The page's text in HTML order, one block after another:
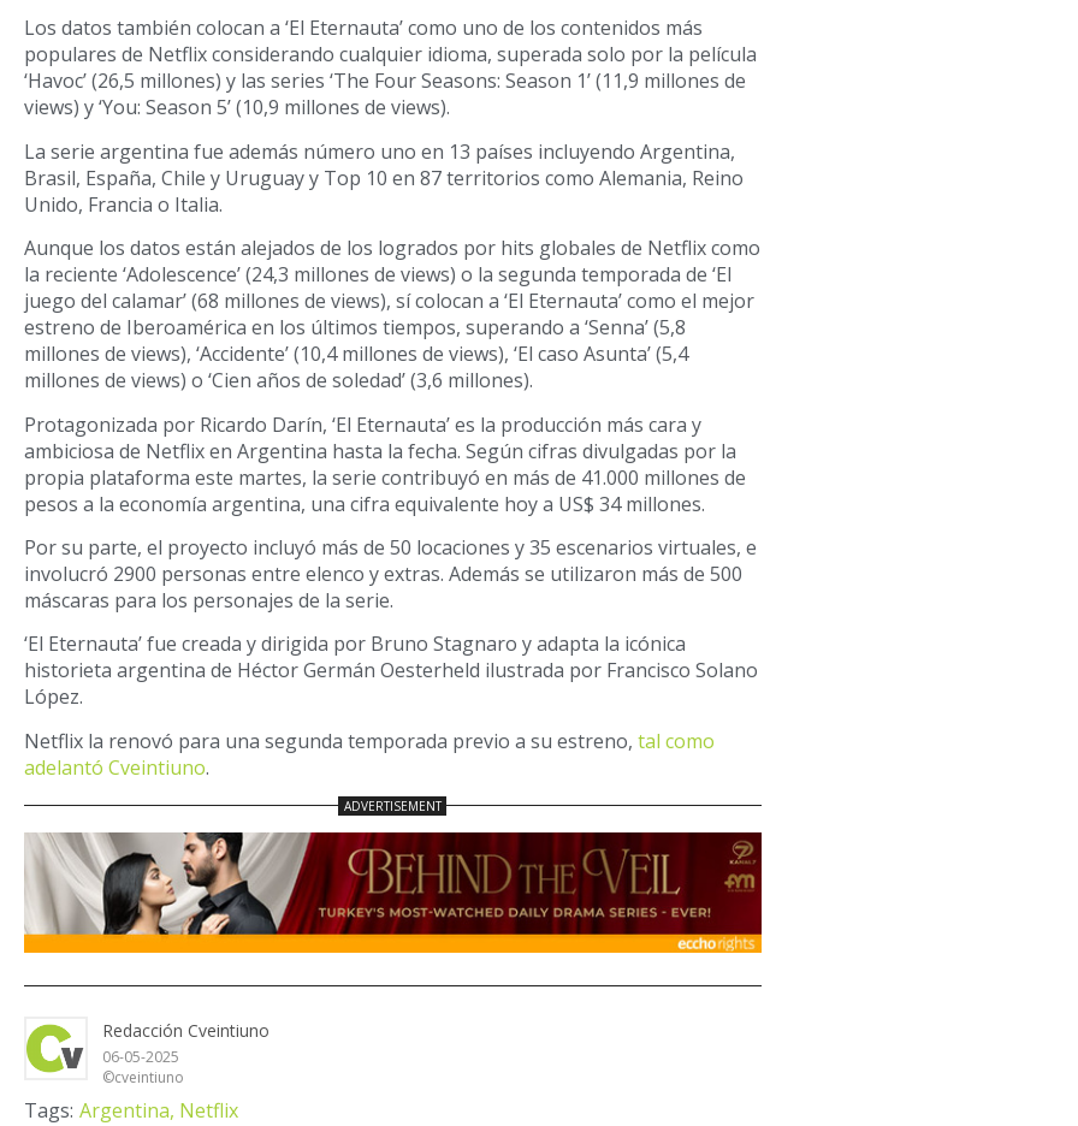
Los datos también colocan a ‘El Eternauta’ como uno de los contenidos más
populares de Netflix considerando cualquier idioma, superada solo por la película
‘Havoc’ (26,5 millones) y las series ‘The Four Seasons: Season 1’ (11,9 millones de
views) y ‘You: Season 5’ (10,9 millones de views).
La serie argentina fue además número uno en 13 países incluyendo Argentina,
Brasil, España, Chile y Uruguay y Top 10 en 87 territorios como Alemania, Reino
Unido, Francia o Italia.
Aunque los datos están alejados de los logrados por hits globales de Netflix como
la reciente ‘Adolescence’ (24,3 millones de views) o la segunda temporada de ‘El
juego del calamar’ (68 millones de views), sí colocan a ‘El Eternauta’ como el mejor
estreno de Iberoamérica en los últimos tiempos, superando a ‘Senna’ (5,8
millones de views), ‘Accidente’ (10,4 millones de views), ‘El caso Asunta’ (5,4
millones de views) o ‘Cien años de soledad’ (3,6 millones).
Protagonizada por Ricardo Darín, ‘El Eternauta’ es la producción más cara y
ambiciosa de Netflix en Argentina hasta la fecha. Según cifras divulgadas por la
propia plataforma este martes, la serie contribuyó en más de 41.000 millones de
pesos a la economía argentina, una cifra equivalente hoy a US$ 34 millones.
Por su parte, el proyecto incluyó más de 50 locaciones y 35 escenarios virtuales, e
involucró 2900 personas entre elenco y extras. Además se utilizaron más de 500
máscaras para los personajes de la serie.
‘El Eternauta’ fue creada y dirigida por Bruno Stagnaro y adapta la icónica
historieta argentina de Héctor Germán Oesterheld ilustrada por Francisco Solano
López.
Netflix la renovó para una segunda temporada previo a su estreno, tal como
adelantó Cveintiuno.
Redacción Cveintiuno
06-05-2025
©cveintiuno
Tags: Argentina, Netflix